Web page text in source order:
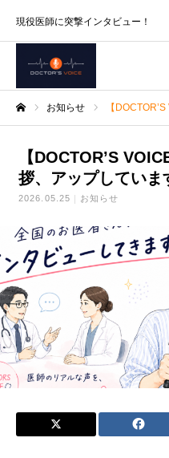
現役医師に突撃インタビュー！
お知らせ 【DOCTOR’S
【DOCTOR’S
拶、アップしていま
2026.05.25 お知らせ